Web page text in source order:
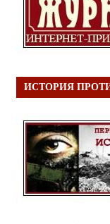
ИСТОРИЯ